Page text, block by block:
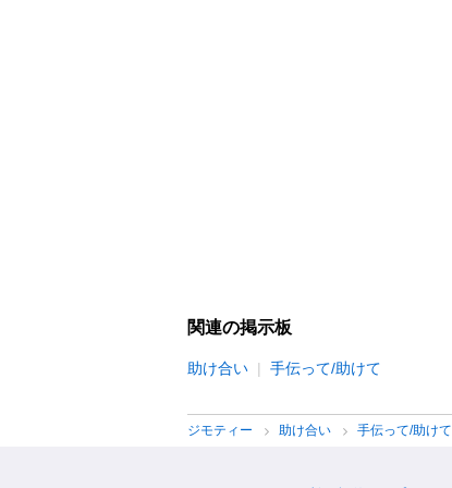
関連の掲示板
助け合い 手伝って/助けて
ジモティー 助け合い 手伝って/助けて